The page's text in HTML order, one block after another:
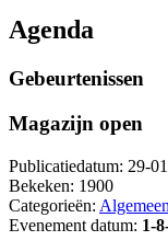
Agenda
Gebeurtenissen
Magazijn open
Publicatiedatum: 29-
Bekeken: 1900
Categorieën:
Evenement datum: 1-